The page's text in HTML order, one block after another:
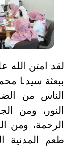
لقد امتن الله
ببعثة سيدنا
الناس من
النور، ومن
الرحمة، ومن
طعم المدنية